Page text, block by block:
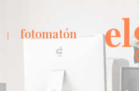
fotomatón